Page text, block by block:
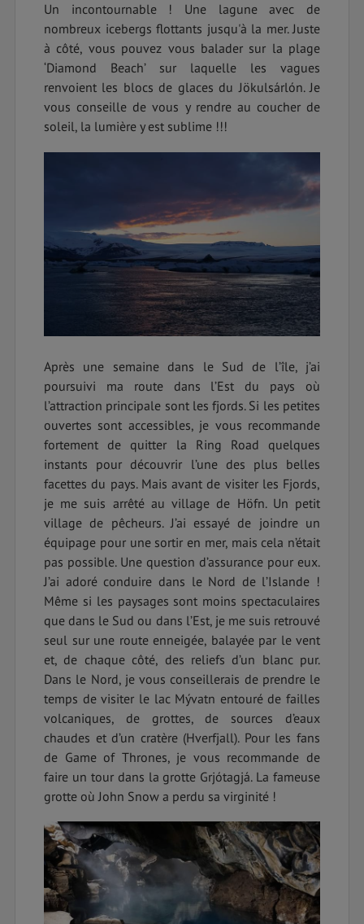
Un incontournable ! Une lagune avec de
nombreux icebergs flottants jusqu'à la mer. Juste
à côté, vous pouvez vous balader sur la plage
‘Diamond Beach’ sur laquelle les vagues
renvoient les blocs de glaces du Jökulsárlón. Je
vous conseille de vous y rendre au coucher de
soleil, la lumière y est sublime !!!
Après une semaine dans le Sud de l’île, j’ai
poursuivi ma route dans l’Est du pays où
l’attraction principale sont les fjords. Si les petites
ouvertes sont accessibles, je vous recommande
fortement de quitter la Ring Road quelques
instants pour découvrir l’une des plus belles
facettes du pays. Mais avant de visiter les Fjords,
je me suis arrêté au village de Höfn. Un petit
village de pêcheurs. J’ai essayé de joindre un
équipage pour une sortir en mer, mais cela n’était
pas possible. Une question d’assurance pour eux.
J’ai adoré conduire dans le Nord de l’Islande !
Même si les paysages sont moins spectaculaires
que dans le Sud ou dans l’Est, je me suis retrouvé
seul sur une route enneigée, balayée par le vent
et, de chaque côté, des reliefs d’un blanc pur.
Dans le Nord, je vous conseillerais de prendre le
temps de visiter le lac Mývatn entouré de failles
volcaniques, de grottes, de sources d’eaux
chaudes et d’un cratère (Hverfjall). Pour les fans
de Game of Thrones, je vous recommande de
faire un tour dans la grotte Grjótagjá. La fameuse
grotte où John Snow a perdu sa virginité !